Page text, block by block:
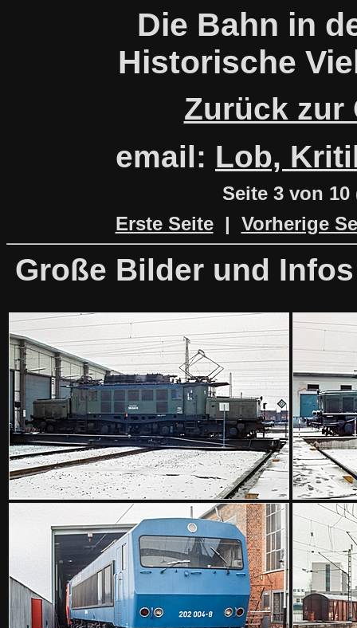
Die Bahn in
Historische
Zurück zur
email: Lob,
Seite 3 von 10
Erste Seite| Vorherige
Große Bilder und